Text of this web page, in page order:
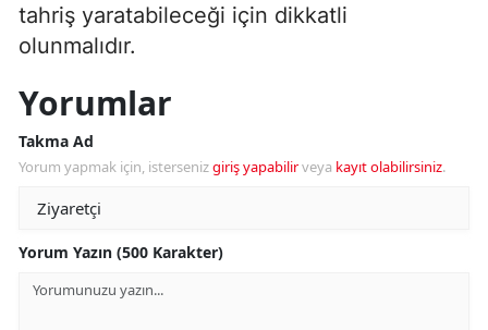
tahriş yaratabileceği için dikkatli
olunmalıdır.
Yorumlar
Takma Ad
Yorum yapmak için, istersenizgiriş yapabilirveya kayıt olabilirsiniz.
Yorum Yazın (500 Karakter)